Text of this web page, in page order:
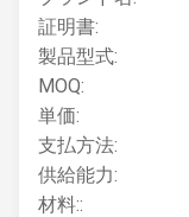
証明書:
製品型式:
MOQ:
単価:
支払方法:
供給能力:
材料::